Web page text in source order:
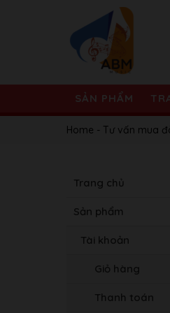
SẢN PHẨM
Home - Tư vấn mua
Trang chủ
Sản phẩm
Tài khoản
Giỏ hàng
Thanh toán